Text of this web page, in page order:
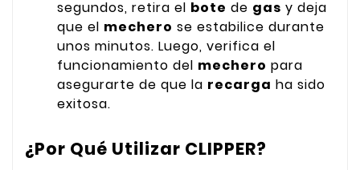
segundos, retira el bote de gas y deja
que el mechero se estabilice durante
unos minutos. Luego, verifica el
funcionamiento del mechero para
asegurarte de que la recarga ha sido
exitosa.
¿Por Qué Utilizar CLIPPER?